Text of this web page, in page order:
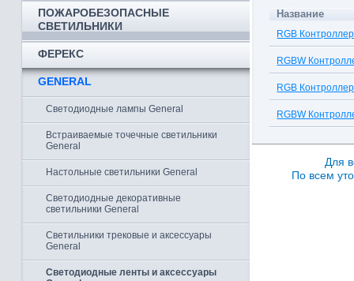
ПОЖАРОБЕЗОПАСНЫЕ
СВЕТИЛЬНИКИ
ФЕРЕКС
GENERAL
Светодиодные лампы General
Встраиваемые точечные светильники
General
Настольные светильники General
Светодиодные декоративные
светильники General
Светильники трековые и аксессуары
General
Светодиодные ленты и аксессуары
Название
RGB
RGBW
RGB
RGBW
Для
По всем